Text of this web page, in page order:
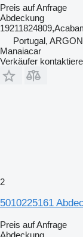
Preis auf Anfrage
Abdeckung
Portugal,
Manaiacar
Verkäufer
2
5010225161
Preis auf Anfrage
Abdeckung